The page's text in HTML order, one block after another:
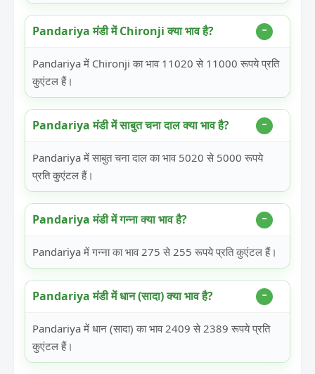
Pandariya मंडी में Chironji क्या भाव है?
Pandariya में Chironji का भाव 11020 से 11000 रूपये प्रति
कुएंटल हैं।
Pandariya मंडी में साबुत चना दाल क्या भाव है?
Pandariya में साबुत चना दाल का भाव 5020 से 5000 रूपये
प्रति कुएंटल हैं।
Pandariya मंडी में गन्ना क्या भाव है?
Pandariya में गन्ना का भाव 275 से 255 रूपये प्रति कुएंटल हैं।
Pandariya मंडी में धान (सादा) क्या भाव है?
Pandariya में धान (सादा) का भाव 2409 से 2389 रूपये प्रति
कुएंटल हैं।